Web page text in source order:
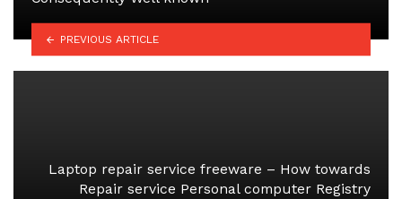
PREVIOUS ARTICLE
Laptop repair service freeware – How towards
Repair service Personal computer Registry